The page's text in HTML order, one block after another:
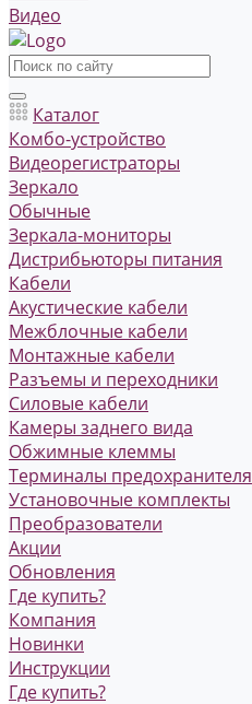
Видео
Каталог
Комбо-устройство
Видеорегистраторы
Зеркало
Обычные
Зеркала-мониторы
Дистрибьюторы питания
Кабели
Акустические кабели
Межблочные кабели
Монтажные кабели
Разъемы и переходники
Силовые кабели
Камеры заднего вида
Обжимные клеммы
Терминалы предохранителя
Установочные комплекты
Преобразователи
Акции
Обновления
Где купить?
Компания
Новинки
Инструкции
Где купить?